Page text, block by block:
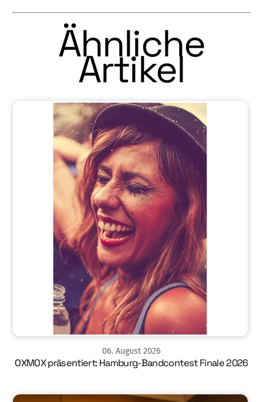
Ähnliche
Artikel
06. August 2026
OXMOX präsentiert: Hamburg-Bandcontest Finale 2026